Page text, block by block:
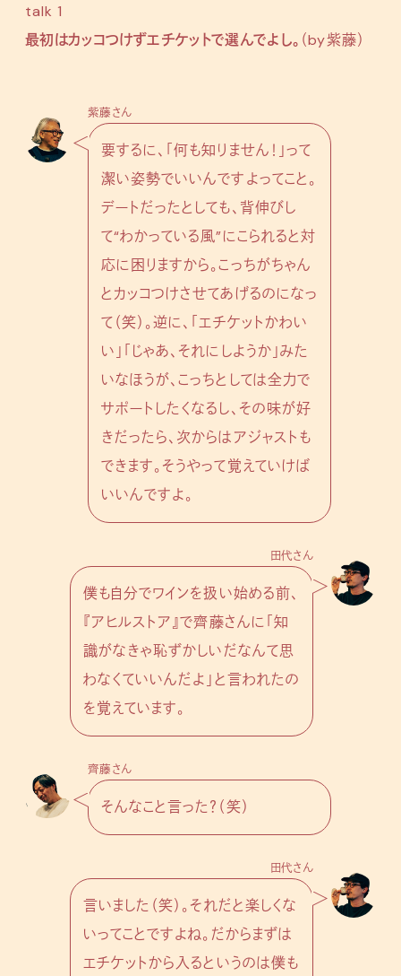
talk 1
最初はカッコつけずエチケットで選んでよし。 （by紫藤）
紫藤さん
要するに、「何も知りません！」って
潔い姿勢でいいんですよってこと。
デートだったとしても、背伸びし
て“わかっている風”にこられると対
応に困りますから。こっちがちゃん
とカッコつけさせてあげるのになっ
て（笑）。逆に、「エチケットかわい
い」「じゃあ、それにしようか」みた
いなほうが、こっちとしては全力で
サポートしたくなるし、その味が好
きだったら、次からはアジャストも
できます。そうやって覚えていけば
いいんですよ。
田代さん
僕も自分でワインを扱い始める前、
『アヒルストア』で齊藤さんに「知
識がなきゃ恥ずかしいだなんて思
わなくていいんだよ」と言われたの
を覚えています。
齊藤さん
そんなこと言った？（笑）
田代さん
言いました（笑）。それだと楽しくな
いってことですよね。だからまずは
エチケットから入るというのは僕も